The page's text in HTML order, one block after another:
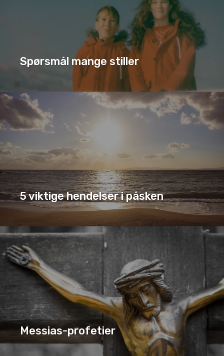
Spørsmål mange stiller
SERIE SPØRSMÅL MANGE STILLER
5 viktige hendelser i påsken
5 VIKTIGE HENDELSER I PÅSKEN
Messias-profetier